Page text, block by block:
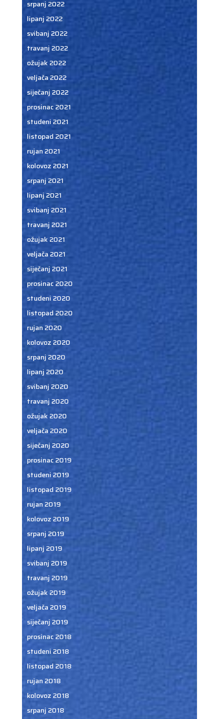
srpanj 2022
lipanj 2022
svibanj 2022
travanj 2022
ožujak 2022
veljača 2022
siječanj 2022
prosinac 2021
studeni 2021
listopad 2021
rujan 2021
kolovoz 2021
srpanj 2021
lipanj 2021
svibanj 2021
travanj 2021
ožujak 2021
veljača 2021
siječanj 2021
prosinac 2020
studeni 2020
listopad 2020
rujan 2020
kolovoz 2020
srpanj 2020
lipanj 2020
svibanj 2020
travanj 2020
ožujak 2020
veljača 2020
siječanj 2020
prosinac 2019
studeni 2019
listopad 2019
rujan 2019
kolovoz 2019
srpanj 2019
lipanj 2019
svibanj 2019
travanj 2019
ožujak 2019
veljača 2019
siječanj 2019
prosinac 2018
studeni 2018
listopad 2018
rujan 2018
kolovoz 2018
srpanj 2018